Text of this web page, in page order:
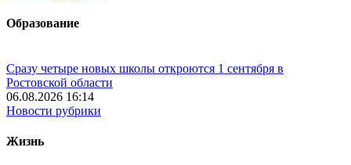
Образование
Сразу четыре новых школы откроются 1 сентября в
Ростовской области
06.08.2026 16:14
Новости рубрики
Жизнь